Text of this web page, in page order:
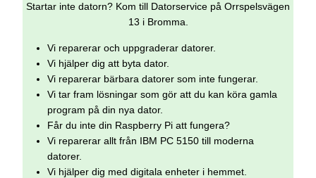
Startar inte datorn? Kom till Datorservice på Orrspelsvägen
13 i Bromma.
Vi reparerar och uppgraderar datorer.
Vi hjälper dig att byta dator.
Vi reparerar bärbara datorer som inte fungerar.
Vi tar fram lösningar som gör att du kan köra gamla
program på din nya dator.
Får du inte din Raspberry Pi att fungera?
Vi reparerar allt från IBM PC 5150 till moderna
datorer.
Vi hjälper dig med digitala enheter i hemmet.